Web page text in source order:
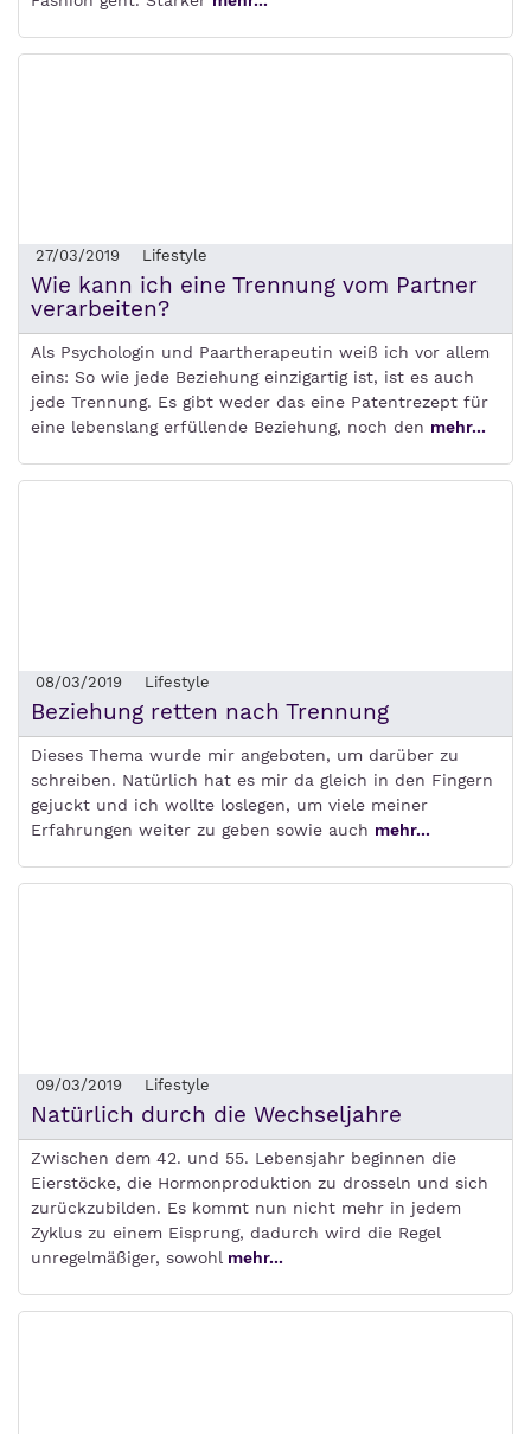
27/03/2019 Lifestyle
Wie kann ich eine Trennung vom Partner
verarbeiten?
Als Psychologin und Paartherapeutin weiß ich vor allem
eins: So wie jede Beziehung einzigartig ist, ist es auch
jede Trennung. Es gibt weder das eine Patentrezept für
eine lebenslang erfüllende Beziehung, noch den mehr...
08/03/2019 Lifestyle
Beziehung retten nach Trennung
Dieses Thema wurde mir angeboten, um darüber zu
schreiben. Natürlich hat es mir da gleich in den Fingern
gejuckt und ich wollte loslegen, um viele meiner
Erfahrungen weiter zu geben sowie auch mehr...
09/03/2019 Lifestyle
Natürlich durch die Wechseljahre
Zwischen dem 42. und 55. Lebensjahr beginnen die
Eierstöcke, die Hormonproduktion zu drosseln und sich
zurückzubilden. Es kommt nun nicht mehr in jedem
Zyklus zu einem Eisprung, dadurch wird die Regel
unregelmäßiger, sowohl mehr...